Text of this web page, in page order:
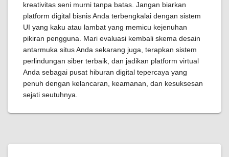
kreativitas seni murni tanpa batas. Jangan biarkan
platform digital bisnis Anda terbengkalai dengan sistem
UI yang kaku atau lambat yang memicu kejenuhan
pikiran pengguna. Mari evaluasi kembali skema desain
antarmuka situs Anda sekarang juga, terapkan sistem
perlindungan siber terbaik, dan jadikan platform virtual
Anda sebagai pusat hiburan digital tepercaya yang
penuh dengan kelancaran, keamanan, dan kesuksesan
sejati seutuhnya.